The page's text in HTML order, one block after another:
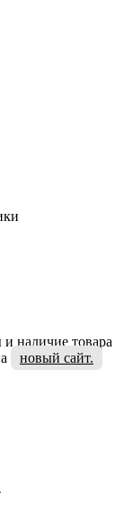
наличие товара
новый сайт.